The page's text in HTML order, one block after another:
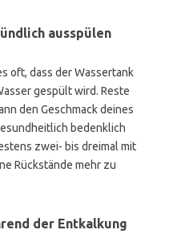
ausspülen
oft, dass der Wassertank
gespült wird. Reste
den Geschmack deines
bedenklich
zwei- bis dreimal mit
Rückstände mehr zu
der Entkalkung